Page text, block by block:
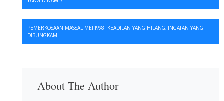
pos
PEMERKOSAAN MASSAL MEI 1998: KEADILAN YANG HILANG, INGATAN YANG
DIBUNGKAM
About The Author